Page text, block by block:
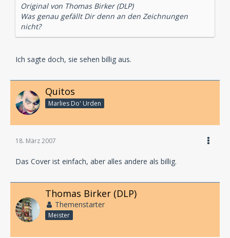
Original von Thomas Birker (DLP)
Was genau gefällt Dir denn an den Zeichnungen
nicht?
Ich sagte doch, sie sehen billig aus.
Quitos
Marlies Do' Urden
18. März 2007
Das Cover ist einfach, aber alles andere als billig.
Thomas Birker (DLP)
Themenstarter
Meister